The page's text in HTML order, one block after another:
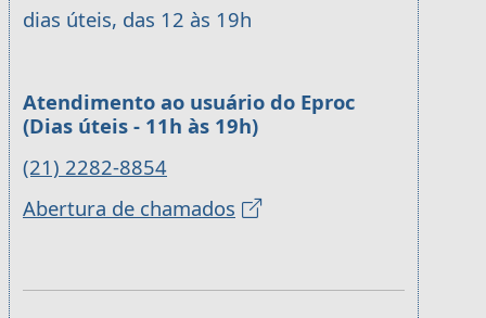
dias úteis, das 12 às 19h
Atendimento ao usuário do Eproc
(Dias úteis - 11h às 19h)
(21) 2282-8854
Abertura de chamados